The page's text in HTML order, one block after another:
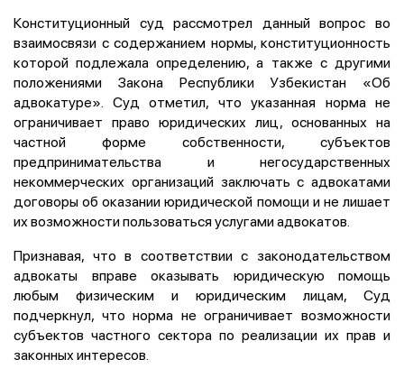
Конституционный суд рассмотрел данный вопрос во
взаимосвязи с содержанием нормы, конституционность
которой подлежала определению, а также с другими
положениями Закона Республики Узбекистан «Об
адвокатуре». Суд отметил, что указанная норма не
ограничивает право юридических лиц, основанных на
частной форме собственности, субъектов
предпринимательства и негосударственных
некоммерческих организаций заключать с адвокатами
договоры об оказании юридической помощи и не лишает
их возможности пользоваться услугами адвокатов.
Признавая, что в соответствии с законодательством
адвокаты вправе оказывать юридическую помощь
любым физическим и юридическим лицам, Суд
подчеркнул, что норма не ограничивает возможности
субъектов частного сектора по реализации их прав и
законных интересов.